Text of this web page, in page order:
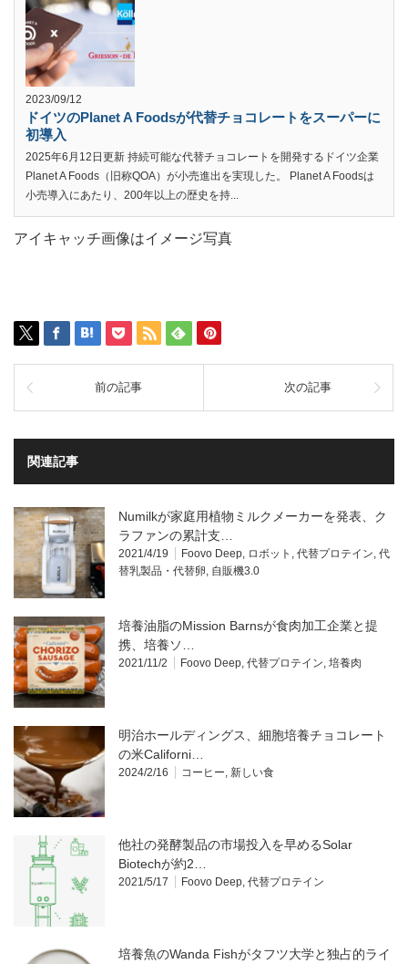
2023/09/12
ドイツのPlanet A Foodsが代替チョコレートをスーパーに
初導入
2025年6月12日更新 持続可能な代替チョコレートを開発するドイツ企業
Planet A Foods（旧称QOA）が小売進出を実現した。 Planet A Foodsは
小売導入にあたり、200年以上の歴史を持...
アイキャッチ画像はイメージ写真
前の記事 次の記事
関連記事
Numilkが家庭用植物ミルクメーカーを発表、ク
ラファンの累計支…
2021/4/19 Foovo Deep, ロボット , 代替プロテイン, 代
替乳製品・代替卵, 自販機3.0
培養油脂のMission Barnsが食肉加工企業と提
携、培養ソ…
2021/11/2 Foovo Deep, 代替プロテイン, 培養肉
明治ホールディングス、細胞培養チョコレート
の米Californi…
2024/2/16 コーヒー, 新しい食
他社の発酵製品の市場投入を早めるSolar
Biotechが約2…
2021/5/17 Foovo Deep, 代替プロテイン
培養魚のWanda Fishがタフツ大学と独占的ライ